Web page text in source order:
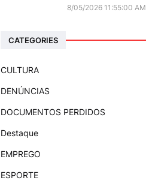
8/05/2026 11:55:00 AM
CATEGORIES
CULTURA
DENÚNCIAS
DOCUMENTOS PERDIDOS
Destaque
EMPREGO
ESPORTE